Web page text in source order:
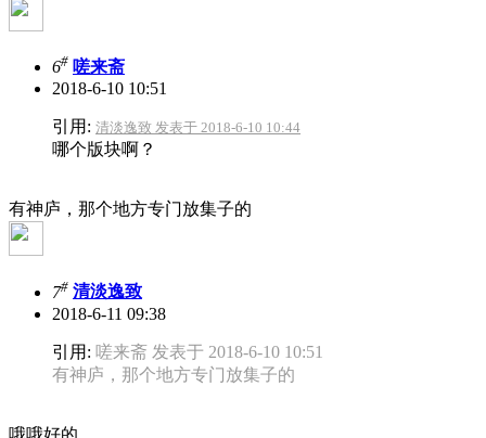
6# 嗟来斋
2018-6-10 10:51
引用: 清淡逸致 发表于 2018-6-10 10:44
哪个版块啊？
有神庐，那个地方专门放集子的
7# 清淡逸致
2018-6-11 09:38
引用: 嗟来斋 发表于 2018-6-10 10:51
有神庐，那个地方专门放集子的
哦哦好的